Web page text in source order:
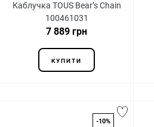
Каблучка TOUS Bear’s Chain
100461031
7 889 грн
КУПИТИ
-10%